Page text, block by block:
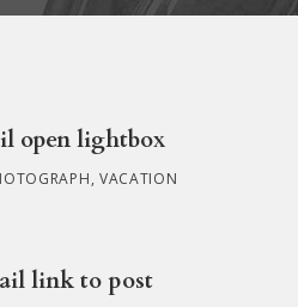
open lightbox
, VACATION
link to post